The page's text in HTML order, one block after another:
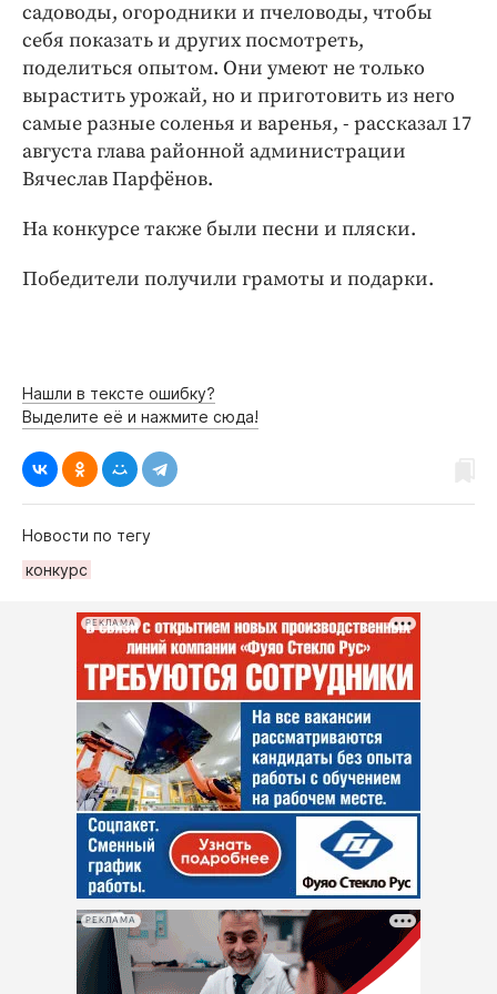
Интересное чтиво
Клиника года
Бренд года
Работодатель года
садоводы, огородники и пчеловоды, чтобы
себя показать и других посмотреть,
поделиться опытом. Они умеют не только
вырастить урожай, но и приготовить из него
самые разные соленья и варенья, - рассказал 17
августа глава районной администрации
Вячеслав Парфёнов.
На конкурсе также были песни и пляски.
Победители получили грамоты и подарки.
Нашли в тексте ошибку?
Выделите её и нажмите сюда!
Новости по тегу
конкурс
РЕКЛАМА
РЕКЛАМА